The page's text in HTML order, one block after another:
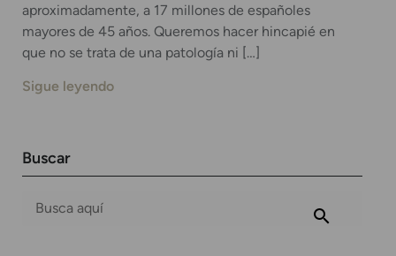
aproximadamente, a 17 millones de españoles
mayores de 45 años. Queremos hacer hincapié en
que no se trata de una patología ni […]
Sigue leyendo
Buscar